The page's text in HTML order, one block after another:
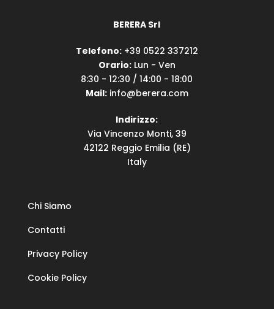
BERERA Srl
Telefono:+39 0522 337212
Orario:Lun - Ven
8:30 - 12:30 / 14:00 - 18:00
Mail:info@berera.com
Indirizzo:
Via Vincenzo Monti, 39
42122 Reggio Emilia (RE)
Italy
Chi Siamo
Contatti
Privacy Policy
Cookie Policy